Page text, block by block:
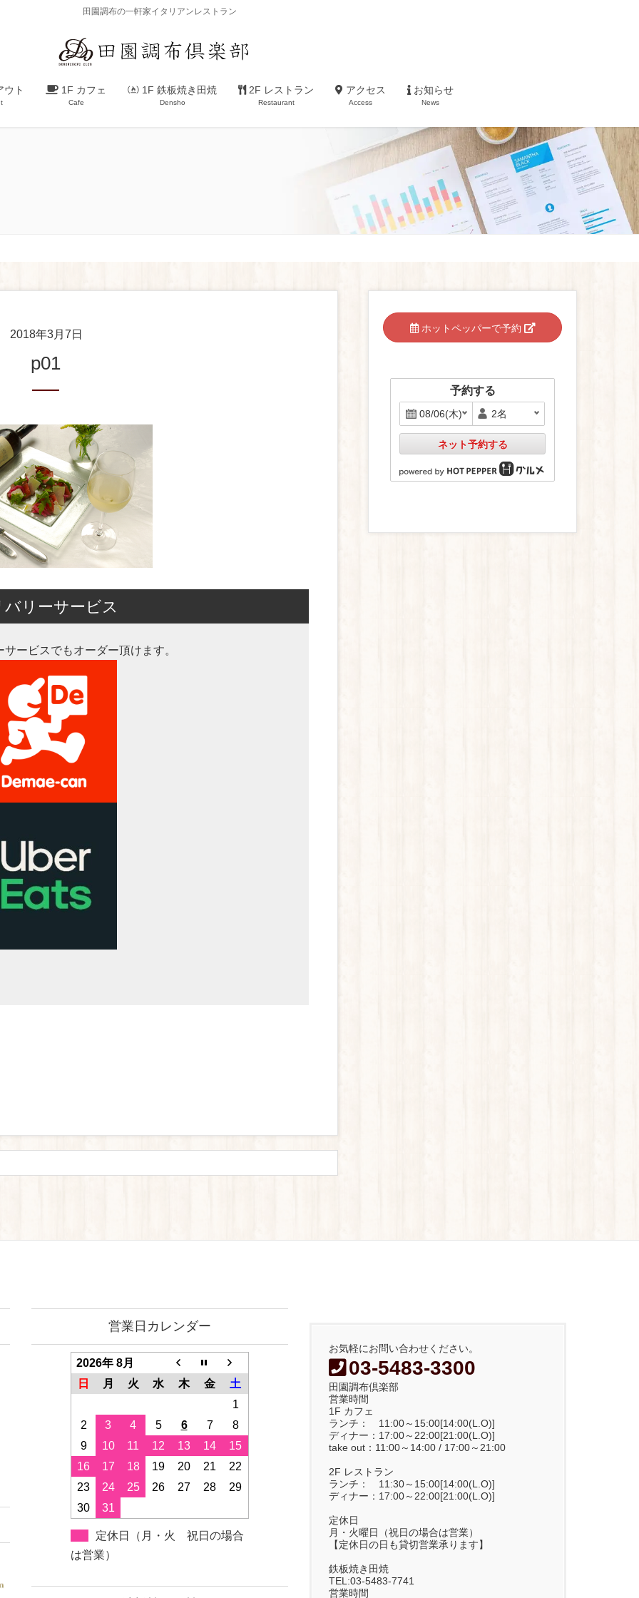
田園調布の一軒家イタリアンレストラン
ト 1F カフェ
Cafe
1F 鉄板焼き田焼
Densho
2F レストラン
Restaurant
アクセス
Access
お知らせ
News
2018年3月7日
p01
バリーサービス
ービスでもオーダー頂けます。
ホットペッパーで予約
予約する
ネット予約する
営業日カレンダー
2026年 8月
日
月 火 水 木 金
土
1
2
3 4 5 6 7
8
9
10 11 12 13 14
15
16
17 18 19 20 21
22
23
24 25 26 27 28
29
30
31
定休日（月・火 祝日の場合
は営業）
お気軽にお問い合わせください。
03-5483-3300
田園調布倶楽部
営業時間
1F カフェ
ランチ： 11:00～15:00[14:00(L.O)]
ディナー：17:00～22:00[21:00(L.O)]
take out：11:00～14:00 / 17:00～21:00
2F レストラン
ランチ： 11:30～15:00[14:00(L.O)]
ディナー：17:00～22:00[21:00(L.O)]
定休日
月・火曜日（祝日の場合は営業）
【定休日の日も貸切営業承ります】
鉄板焼き田焼
TEL:03-5483-7741
営業時間